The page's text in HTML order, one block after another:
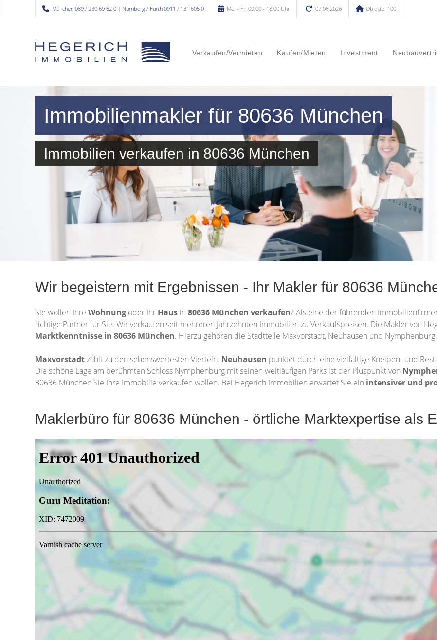
München 089 / 230 69 62 0 | Nürnberg / Fürth 0911 / 131 605 0 Mo. - Fr. 09.00 - 18.00 Uhr 07.08.2026 Objekte: 100
Verkaufen/Vermieten Kaufen/Mieten Investment
Immobilienmakler für 80636 München
Immobilien verkaufen in 80636 München
Wir begeistern mit Ergebnissen - Ihr Makler für 80636
Sie wollen Ihre Wohnung oder Ihr Haus in 80636 München verkaufen? Als eine der führenden
richtige Partner für Sie. Wir verkaufen seit mehreren Jahrzehnten Immobilien zu Verkaufspreisen. Die Makler von
Marktkenntnisse in 80636 München. Hierzu gehören die Stadtteile Maxvorstadt, Neuhausen und Nymphenburg.
Maxvorstadtzählt zu den sehenswertesten Vierteln. Neuhausen punktet durch eine vielfältige Kneipen- und
Die schöne Lage am berühmten Schloss Nymphenburg mit seinen weitläufigen Parks ist der Pluspunkt von
80636 München Sie Ihre Immobilie verkaufen wollen. Bei Hegerich Immobilien erwartet Sie ein intensiver und
Maklerbüro für 80636 München - örtliche Marktexpertise als